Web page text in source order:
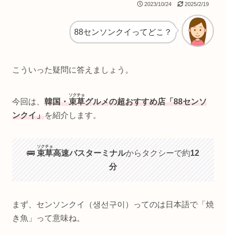
2023/10/24 2025/2/19
88センソンクイってどこ？
こういった疑問に答えましょう。
今回は、 韓国・束草
ソクチョ
グルメの超おすすめ店「88センソ
ンクイ」を紹介します。
🚌 束草
ソクチョ
高速バスターミナルからタクシーで約12
分
まず、センソンクイ（생선구이）ってのは日本語で「焼
き魚」って意味ね。